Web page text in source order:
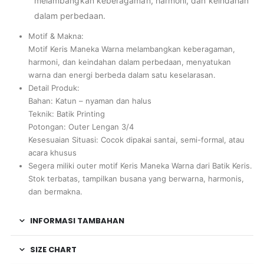
dalam perbedaan.
Motif & Makna:
Motif Keris Maneka Warna melambangkan keberagaman,
harmoni, dan keindahan dalam perbedaan, menyatukan
warna dan energi berbeda dalam satu keselarasan.
Detail Produk:
Bahan: Katun – nyaman dan halus
Teknik: Batik Printing
Potongan: Outer Lengan 3/4
Kesesuaian Situasi: Cocok dipakai santai, semi-formal, atau
acara khusus
Segera miliki outer motif Keris Maneka Warna dari Batik Keris.
Stok terbatas, tampilkan busana yang berwarna, harmonis,
dan bermakna.
INFORMASI TAMBAHAN
SIZE CHART